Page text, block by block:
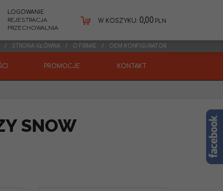
LOGOWANIE
REJESTRACJA
PRZECHOWALNIA
W KOSZYKU: 0,00 PLN
STRONA GŁÓWNA O FIRMIE OEM KONFIGURATOR
PROMOCJE KONTAKT
SNOW